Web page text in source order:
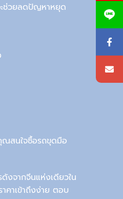
ะช่วยลดปัญหาหยุด
ณสนใจซื้อรถขุดมือ
งจากจีนแห่งเดียวใน
าคาเข้าถึงง่าย ตอบ